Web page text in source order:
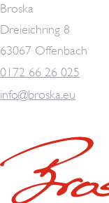
Broska
Dreieichring 8
63067 Offenbach
0172 66 26 025
info@broska.eu